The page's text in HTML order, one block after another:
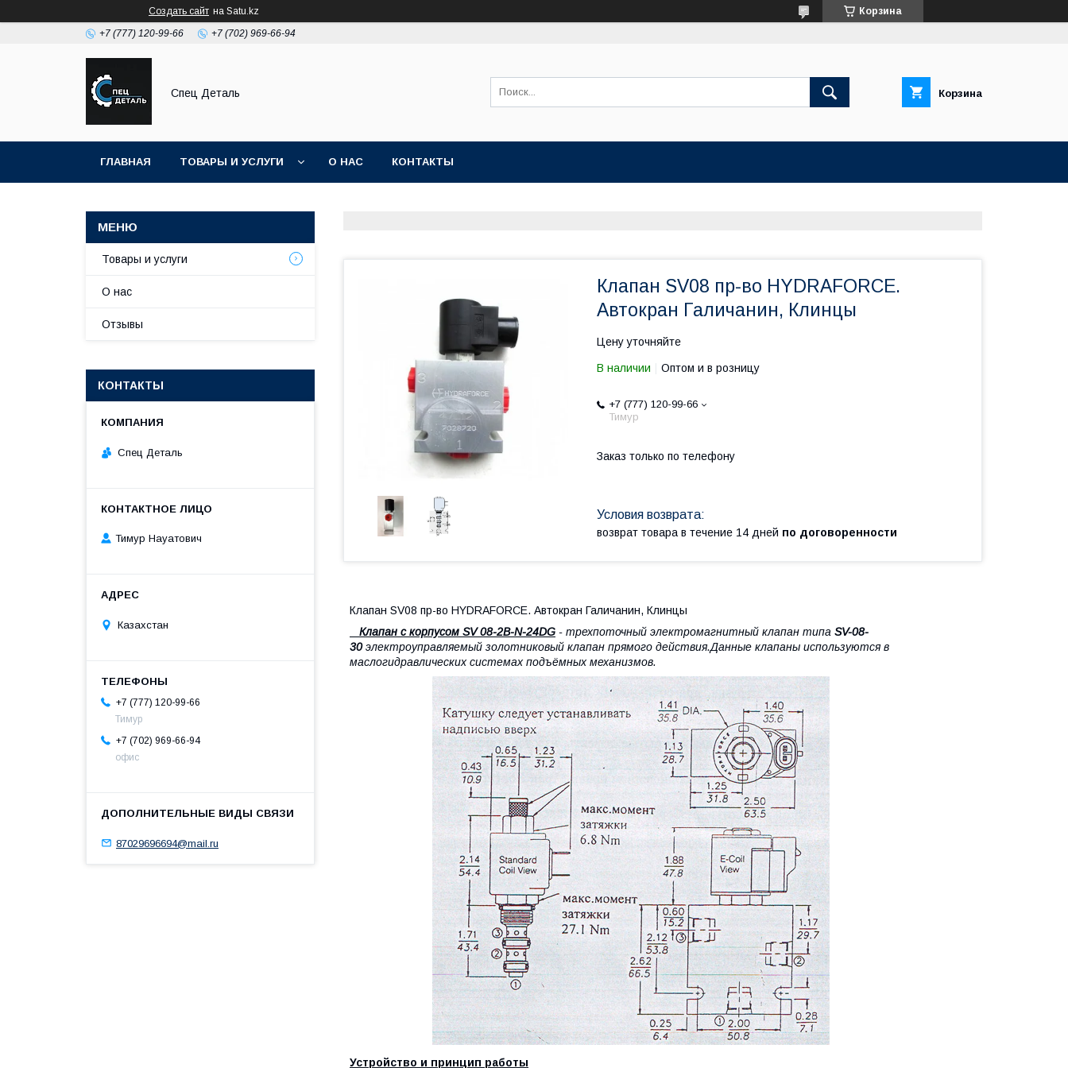
Создать сайт на Satu.kz Корзина
+7 (777) 120-99-66 +7 (702) 969-66-94
Спец Деталь Корзина
ГЛАВНАЯ ТОВАРЫ И УСЛУГИ О НАС КОНТАКТЫ
Клапан SV08 пр-во HYDRAFORCE.
Автокран Галичанин, Клинцы
Цену уточняйте
В наличии Оптом и в розницу
+7 (777) 120-99-66
Тимур
Заказ только по телефону
возврат товара в течение 14 дней по договоренности
Клапан SV08 пр-во HYDRAFORCE. Автокран Галичанин, Клинцы
Клапан с корпусом SV 08-2B-N-24DG - трехпоточный электромагнитный клапан типа SV-08-
30электроуправляемый золотниковый клапан прямого действия.Данные клапаны используются в
маслогидравлических системах подъёмных механизмов.
Устройство и принцип работы
Товары и услуги
О нас
Отзывы
КОНТАКТЫ
Спец Деталь
Тимур Науатович
Казахстан
+7 (777) 120-99-66
Тимур
+7 (702) 969-66-94
офис
87029696694@mail.ru